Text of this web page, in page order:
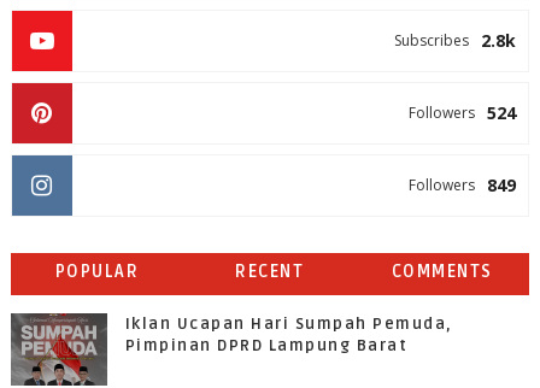
2.8k
Subscribes
524
Followers
849
Followers
POPULAR RECENT COMMENTS
Iklan Ucapan Hari Sumpah Pemuda,
Pimpinan DPRD Lampung Barat